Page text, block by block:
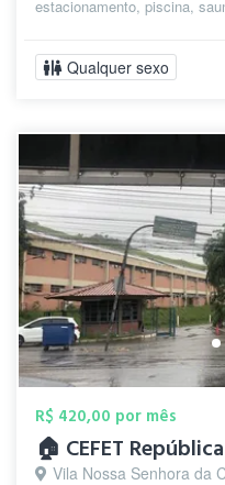
estacionamento, piscina,
Qualquer sexo
R$ 420,00 por mês
🏠 CEFET
Vila Nossa Senhora da